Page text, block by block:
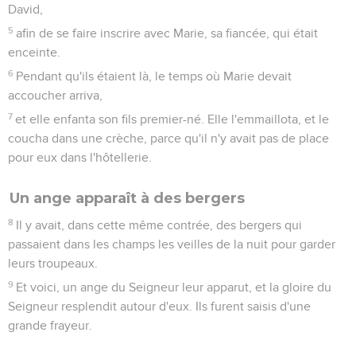
David,
5 afin de se faire inscrire avec Marie, sa fiancée, qui était
enceinte.
6 Pendant qu'ils étaient là, le temps où Marie devait
accoucher arriva,
7 et elle enfanta son fils premier-né. Elle l'emmaillota, et le
coucha dans une crèche, parce qu'il n'y avait pas de place
pour eux dans l'hôtellerie.
Un ange apparaît à des bergers
8 Il y avait, dans cette même contrée, des bergers qui
passaient dans les champs les veilles de la nuit pour garder
leurs troupeaux.
9 Et voici, un ange du Seigneur leur apparut, et la gloire du
Seigneur resplendit autour d'eux. Ils furent saisis d'une
grande frayeur.